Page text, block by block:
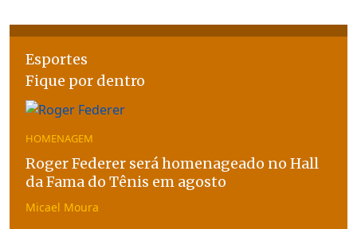
Esportes
Fique por dentro
HOMENAGEM
Roger Federer será homenageado no Hall
da Fama do Tênis em agosto
Micael Moura